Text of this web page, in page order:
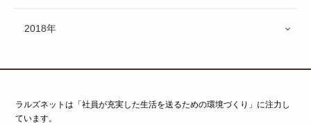
2018年
ラルズネットは「社員が充実した生活を送るための環境づくり」に注力し
ています。